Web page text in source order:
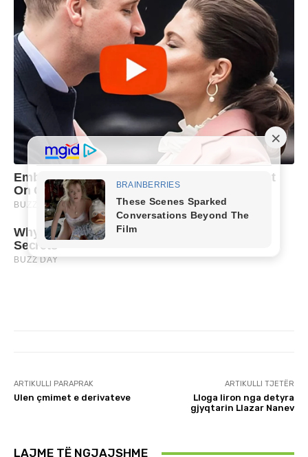
ARTIKULLI PARAPRAK
Ulen çmimet e derivateve
ARTIKULLI TJETËR
Lloga liron nga detyra
gjyqtarin Llazar Nanev
LAJME TË NGJAJSHME